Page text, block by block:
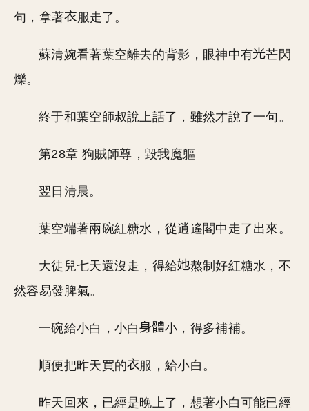
句，拿著
服走了。
蘇清婉看著葉空離去的背影，眼神中有
芒閃
爍。
終于和葉空師叔說上話了，雖然才說了一句。
第28章 狗賊師尊，毀我魔軀
翌日清晨。
葉空端著兩碗紅糖水，從逍遙閣中走了出來。
大徒兒七天還沒走，得給
熬制好紅糖水，不
然容易發脾氣。
一碗給小白，小白 小，得多補補。
順便把昨天買的 服，給小白。
昨天回來，已經是晚上了，想著小白可能已經